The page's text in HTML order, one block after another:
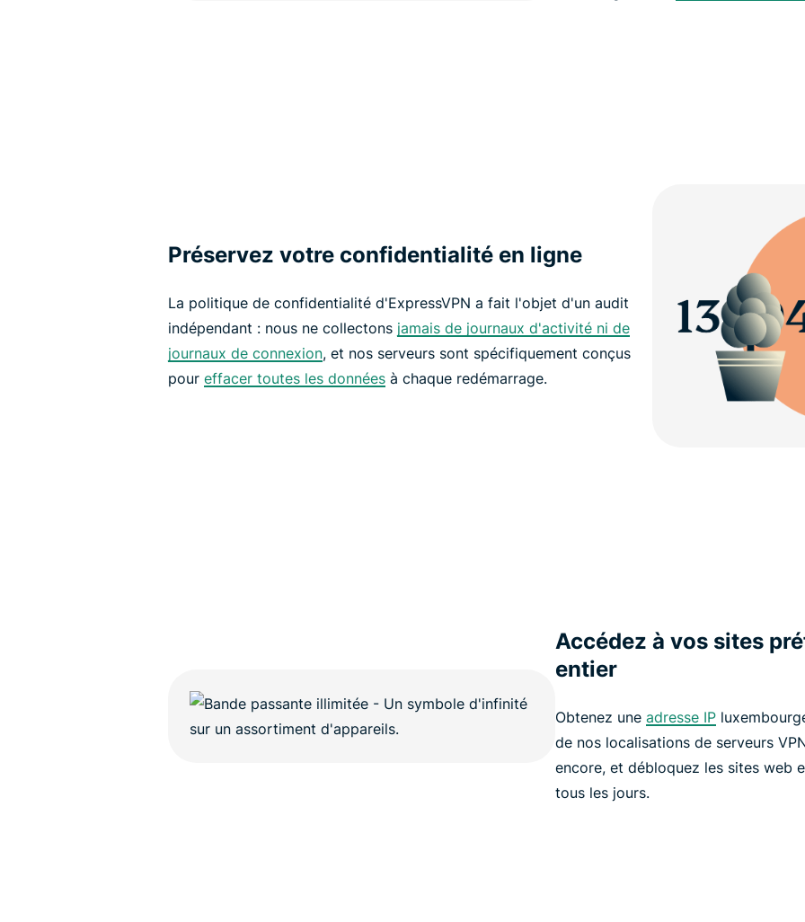
Préservez votre confidentialité en ligne
La politique de confidentialité d'ExpressVPN a fait l'objet d'un audit
indépendant : nous ne collectons jamais de journaux d'activité ni de
journaux de connexion, et nos serveurs sont spécifiquement conçus
pour effacer toutes les données à chaque redémarrage.
Accédez à vos sites
entier
Obtenez une adresse IP
de nos localisations de serveurs
encore, et débloquez les sites web
tous les jours.